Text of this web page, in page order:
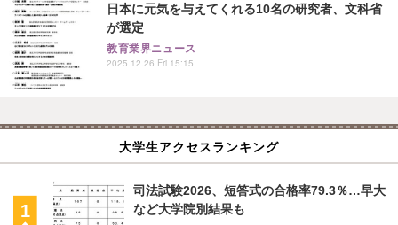
日本に元気を与えてくれる10名の研究者、文科省
が選定
教育業界ニュース
2025.12.26 Fri 15:15
大学生アクセスランキング
司法試験2026、短答式の合格率79.3％…早大
など大学院別結果も